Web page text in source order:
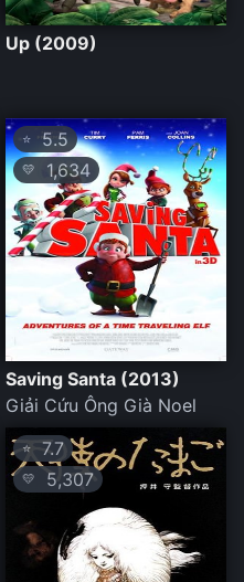
Up (2009)
⭐ 5.5
💛 1,634
Saving Santa (2013)
Giải Cứu Ông Già Noel
⭐ 7.7
💛 5,307